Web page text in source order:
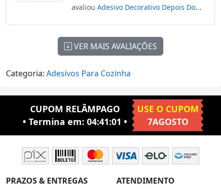
avaliou Adesivo Decorativo Depois Do
VER MAIS AVALIAÇÕES
Categoria: Adesivos Para Cozinha
CUPOM RELÂMPAGO
• Termina em: 04:41:01 •
USE O CUPOM
7AGOSTO
PRAZOS & ENTREGAS ATENDIMENTO